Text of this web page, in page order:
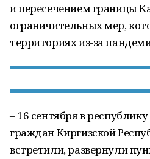
и пересечением границы
ограничительных мер,
территориях из-за
– 16 сентября в
граждан Киргизской
встретили, развернули